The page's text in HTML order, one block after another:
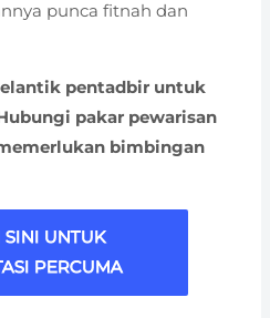
punca fitnah dan
pentadbir untuk
pakar pewarisan
bimbingan
SINI UNTUK
PERCUMA